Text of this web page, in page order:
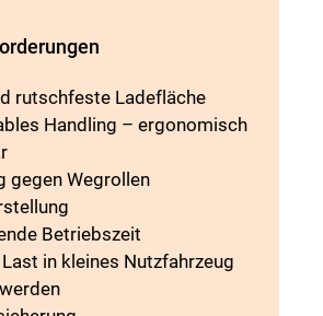
rutschfeste Ladefläche
Handling – ergonomisch
gegen Wegrollen
Betriebszeit
in kleines Nutzfahrzeug